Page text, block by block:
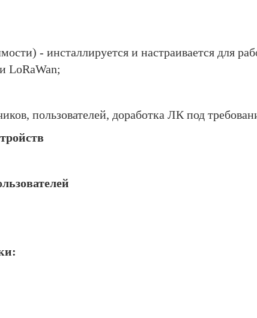
- инсталлируется и настраивается для
LoRaWan;
пользователей, доработка ЛК под